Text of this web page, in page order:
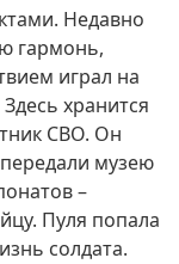
Недавно
гармонь,
играл на
хранится
СВО. Он
музею
–
Пуля попала
солдата.